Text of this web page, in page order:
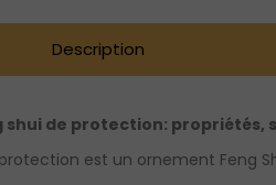
Description
shui de protection: propriétés,
est un ornement Feng